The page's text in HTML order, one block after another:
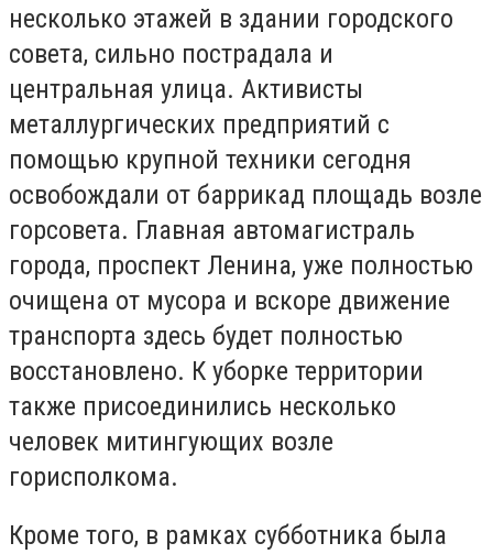
несколько этажей в здании городского
совета, сильно пострадала и
центральная улица. Активисты
металлургических предприятий с
помощью крупной техники сегодня
освобождали от баррикад площадь возле
горсовета. Главная автомагистраль
города, проспект Ленина, уже полностью
очищена от мусора и вскоре движение
транспорта здесь будет полностью
восстановлено. К уборке территории
также присоединились несколько
человек митингующих возле
горисполкома.
Кроме того, в рамках субботника была